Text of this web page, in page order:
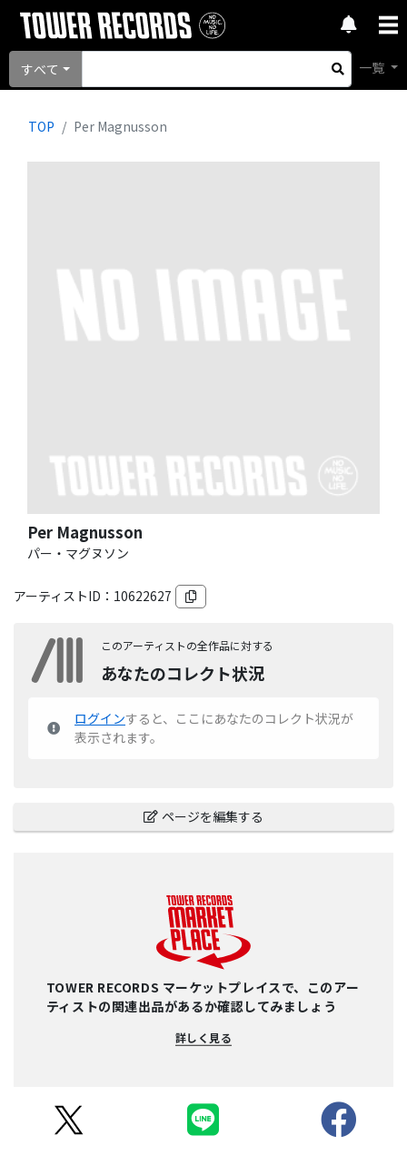
すべて 一覧
TOP Per Magnusson
Per Magnusson
パー・マグヌソン
アーティストID： 10622627
このアーティストの全作品に対する
あなたのコレクト状況
ログインすると、ここにあなたのコレクト状況が
表示されます。
ページを編集する
TOWER RECORDS マーケットプレイスで、このアー
ティストの関連出品があるか確認してみましょう
詳しく見る